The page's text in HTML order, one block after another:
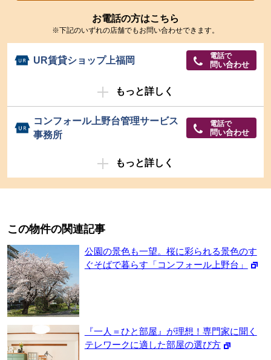
お電話の方はこちら
※下記のいずれの店舗でもお問い合わせできます。
UR賃貸ショップ上福岡 電話で
問い合わせ
もっと詳しく
コンフォール上野台管理サービス
事務所
電話で
問い合わせ
もっと詳しく
この物件の関連記事
公園の景色も一望。桜に彩られる景色のす
ぐそばで暮らす「コンフォール上野台」
『一人＝ひと部屋』が理想！専門家に聞く
テレワークに適した部屋の選び方